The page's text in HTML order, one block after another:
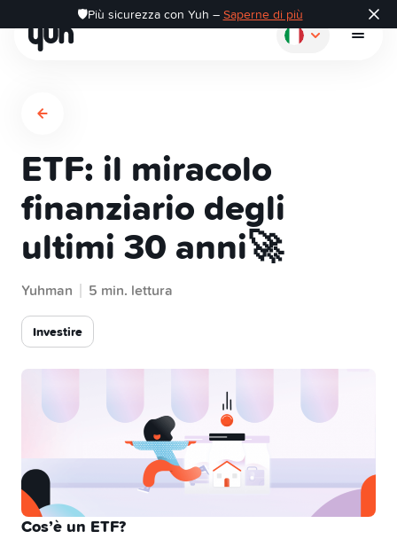
🛡️Più sicurezza con Yuh – Saperne di più
Come funziona
Pagare
Risparmiare
Investire
Pilastro 3a
Swissqoin
Conto congiunto
ETF: il miracolo
finanziario degli
ultimi 30 anni🚀
Yuhman 5 min. lettura
Investire
Cos’è un ETF?